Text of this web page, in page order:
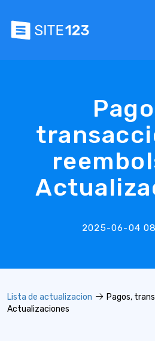
2025-06-04
Lista de actualizacion
Pagos,
Actualizaciones